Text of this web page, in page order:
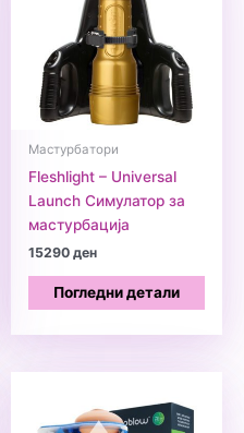
Мастурбатори
Fleshlight – Universal
Launch Симулатор за
мастурбација
15290ден
Погледни детали